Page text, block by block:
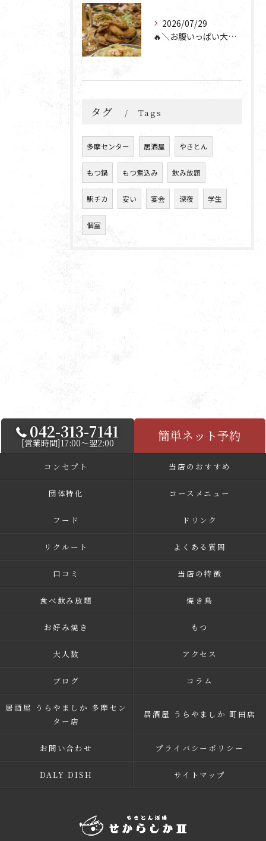
2026/07/29
🔥＼お腹いっぱい大満足💯／🔥
タグ Tags
多摩センター 居酒屋 やきとん
もつ鍋 もつ煮込み 飲み放題
駅チカ 安い 宴会 深夜 学生
個室
042-313-7141
[営業時間]17:00～翌2:00 簡単ネット予約
コンセプト 当店のおすすめ
団体特化 コースメニュー
フード ドリンク
リクルート よくある質問
口コミ 当店の特徴
食べ飲み放題 焼き鳥
お好み焼き もつ
大人数 アクセス
ブログ コラム
居酒屋 うらやましか 多摩セン
ター店
居酒屋 うらやましか 町田店
お問い合わせ プライバシーポリシー
DALY DISH サイトマップ